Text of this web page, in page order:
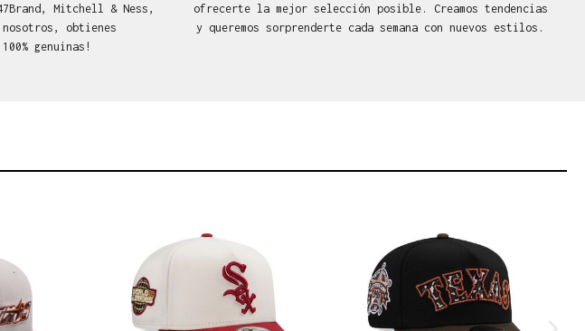
Mitchell & Ness,
nosotros, obtienes
genuinas!
ofrecerte la mejor selección posible. Creamos tendencias
y queremos sorprenderte cada semana con nuevos estilos.